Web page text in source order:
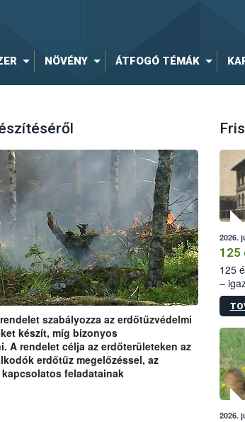
NÖVÉNY ÁTFOGÓ TÉMÁK
szabályozza az erdőtűzvédelmi
készít, míg bizonyos
A rendelet célja az erdőterületeken az
erdőtűz megelőzéssel, az
feladatainak
2026.
125
125
–
15.
2026.